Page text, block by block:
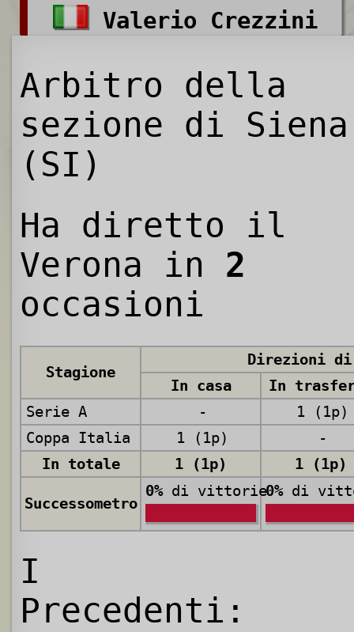
Valerio Crezzini
Arbitro della
sezione di Siena
(SI)
Ha diretto il
Verona in 2
occasioni
Stagione
Direzioni di
In casa
In
Serie A
-
1 (1p)
Coppa Italia
1 (1p)
-
In totale
1 (1p) 1 (1p)
Successometro
0%di vittorie0%di
I
Precedenti: